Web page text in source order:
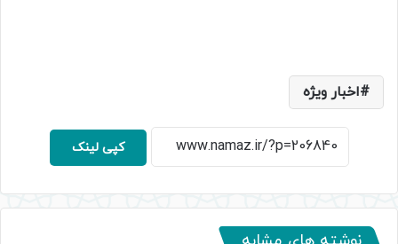
اخبار ویژه
کپی لینک